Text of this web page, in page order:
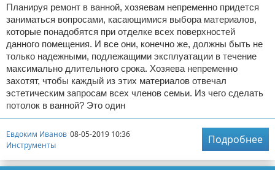
Планируя ремонт в ванной, хозяевам непременно придется
заниматься вопросами, касающимися выбора материалов,
которые понадобятся при отделке всех поверхностей
данного помещения. И все они, конечно же, должны быть не
только надежными, подлежащими эксплуатации в течение
максимально длительного срока. Хозяева непременно
захотят, чтобы каждый из этих материалов отвечал
эстетическим запросам всех членов семьи. Из чего сделать
потолок в ванной? Это один
Евдоким Иванов 08-05-2019 10:36
Инструменты
Подробнее